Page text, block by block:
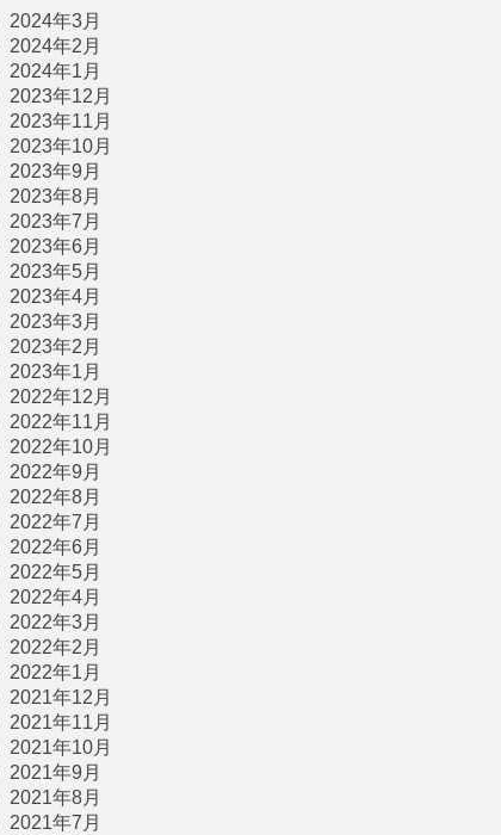
2024年3月
2024年2月
2024年1月
2023年12月
2023年11月
2023年10月
2023年9月
2023年8月
2023年7月
2023年6月
2023年5月
2023年4月
2023年3月
2023年2月
2023年1月
2022年12月
2022年11月
2022年10月
2022年9月
2022年8月
2022年7月
2022年6月
2022年5月
2022年4月
2022年3月
2022年2月
2022年1月
2021年12月
2021年11月
2021年10月
2021年9月
2021年8月
2021年7月